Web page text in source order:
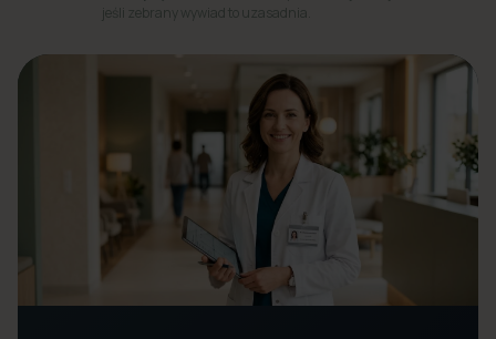
jeśli zebrany wywiad to uzasadnia.